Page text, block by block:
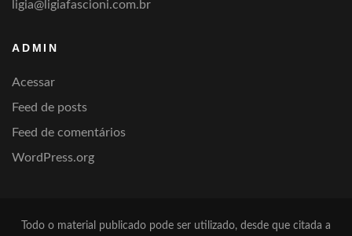
ligia@ligiafascioni.com.br
ADMIN
Acessar
Feed de posts
Feed de comentários
WordPress.org
Todo o material publicado pode ser utilizado, desde que citada a